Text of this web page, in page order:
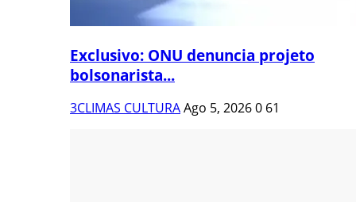
Exclusivo: ONU denuncia projeto
bolsonarista...
3CLIMAS CULTURAAgo 5, 20260 61